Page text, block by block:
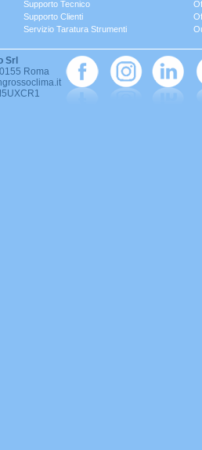
Supporto Tecnico
Supporto Clienti
Servizio Taratura Strumenti
Srl
Roma